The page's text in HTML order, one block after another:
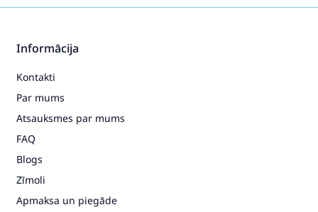
Informācija
Kontakti
Par mums
Atsauksmes par mums
FAQ
Blogs
Zīmoli
Apmaksa un piegāde